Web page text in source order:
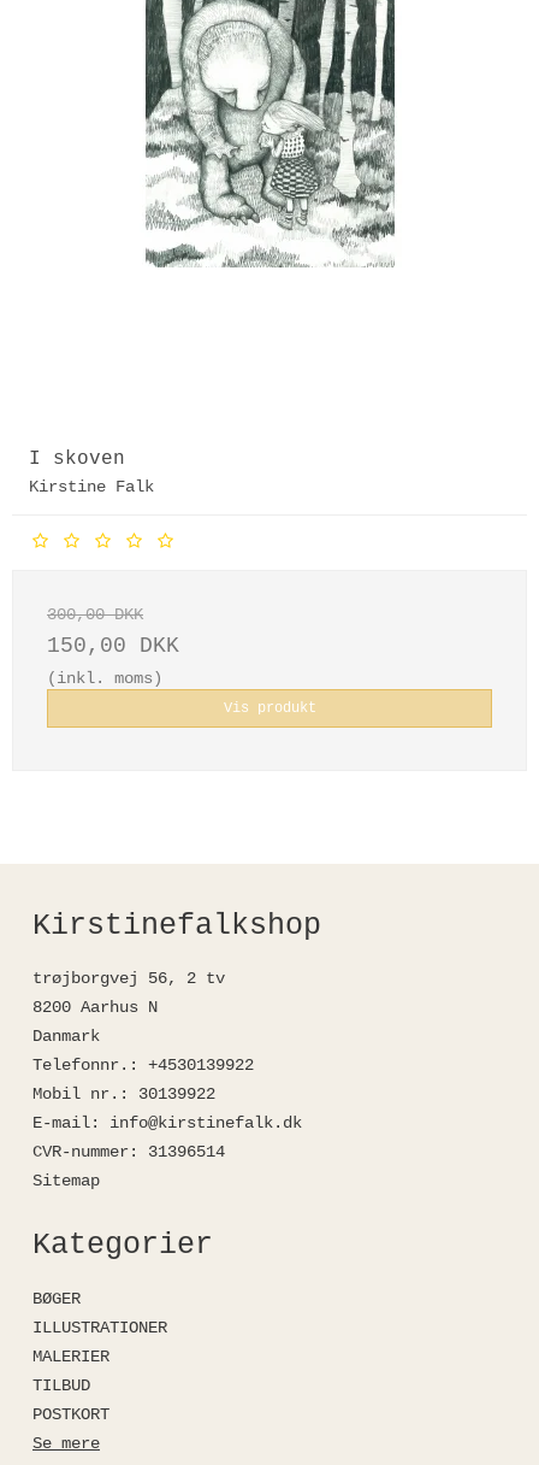
I skoven
Kirstine Falk
300,00 DKK
150,00 DKK
(inkl. moms)
Vis produkt
Kirstinefalkshop
trøjborgvej 56, 2 tv
8200 Aarhus N
Danmark
Telefonnr. :
+4530139922
Mobil nr. :
30139922
E-mail:
info@kirstinefalk.dk
CVR-nummer:
31396514
Sitemap
Kategorier
BØGER
ILLUSTRATIONER
MALERIER
TILBUD
POSTKORT
Se mere